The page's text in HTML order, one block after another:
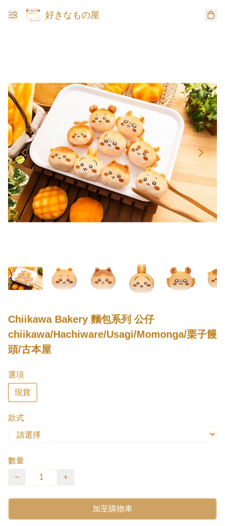
好きなもの屋
Chiikawa Bakery 麵包系列 公仔
chiikawa/Hachiware/Usagi/Momonga/栗子饅
頭/古本屋
選項
現貨
款式
數量
−
+
加至購物車